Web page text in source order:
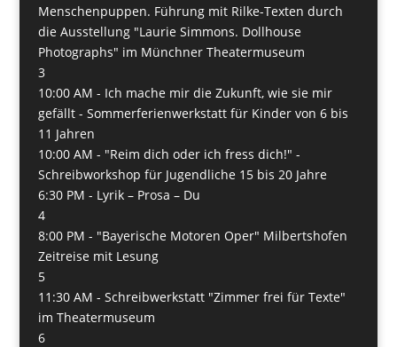
Menschenpuppen. Führung mit Rilke-Texten durch
die Ausstellung "Laurie Simmons. Dollhouse
Photographs" im Münchner Theatermuseum
3
10:00 AM - Ich mache mir die Zukunft, wie sie mir
gefällt - Sommerferienwerkstatt für Kinder von 6 bis
11 Jahren
10:00 AM - "Reim dich oder ich fress dich!" -
Schreibworkshop für Jugendliche 15 bis 20 Jahre
6:30 PM - Lyrik – Prosa – Du
4
8:00 PM - "Bayerische Motoren Oper" Milbertshofen
Zeitreise mit Lesung
5
11:30 AM - Schreibwerkstatt "Zimmer frei für Texte"
im Theatermuseum
6